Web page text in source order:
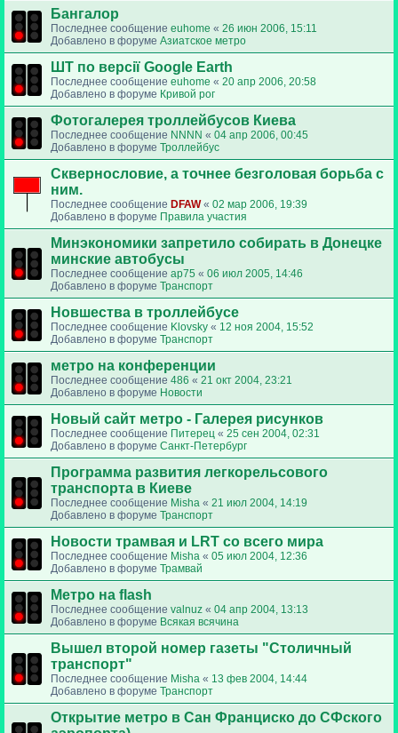
Бангалор
Последнее сообщение euhome « 26 июн 2006, 15:11
Добавлено в форуме Азиатское метро
ШТ по версії Google Earth
Последнее сообщение euhome « 20 апр 2006, 20:58
Добавлено в форуме Кривой рог
Фотогалерея троллейбусов Киева
Последнее сообщение NNNN « 04 апр 2006, 00:45
Добавлено в форуме Троллейбус
Сквернословие, а точнее безголовая борьба с
ним.
Последнее сообщение DFAW« 02 мар 2006, 19:39
Добавлено в форуме Правила участия
Минэкономики запретило собирать в Донецке
минские автобусы
Последнее сообщение ap75 « 06 июл 2005, 14:46
Добавлено в форуме Транспорт
Новшества в троллейбусе
Последнее сообщение Klovsky « 12 ноя 2004, 15:52
Добавлено в форуме Транспорт
метро на конференции
Последнее сообщение 486 « 21 окт 2004, 23:21
Добавлено в форуме Новости
Новый сайт метро - Галерея рисунков
Последнее сообщение Питерец « 25 сен 2004, 02:31
Добавлено в форуме Санкт-Петербург
Программа развития легкорельсового
транспорта в Киеве
Последнее сообщение Misha « 21 июл 2004, 14:19
Добавлено в форуме Транспорт
Новости трамвая и LRT со всего мира
Последнее сообщение Misha « 05 июл 2004, 12:36
Добавлено в форуме Трамвай
Метро на flash
Последнее сообщение valnuz « 04 апр 2004, 13:13
Добавлено в форуме Всякая всячина
Вышел второй номер газеты "Столичный
транспорт"
Последнее сообщение Misha « 13 фев 2004, 14:44
Добавлено в форуме Транспорт
Открытие метро в Сан Франциско до СФского